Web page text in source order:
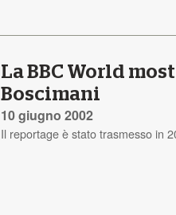
La BBC World
Boscimani
10 giugno 2002
Il reportage è stato trasmesso in